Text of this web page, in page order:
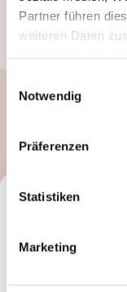
Partner führen
weiteren Daten
willigen Sie gem.
möglich, dass die
Behörden
Notwendig
Präferenzen
Statistiken
Marketing
Eine